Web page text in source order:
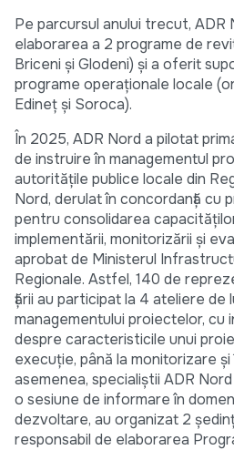
Pe parcursul anului trecut, ADR
elaborarea a 2 programe de
Briceni și Glodeni) și a oferit
programe operaționale locale
Edineț și Soroca).
În 2025, ADR Nord a pilotat
de instruire în managementul
autoritățile publice locale din
Nord, derulat în concordanță cu
pentru consolidarea
implementării, monitorizării și
aprobat de Ministerul
Regionale. Astfel, 140 de
țării au participat la 4 ateliere de
managementului proiectelor, cu
despre caracteristicile unui
execuție, până la monitorizare
asemenea, specialiștii ADR
o sesiune de informare în
dezvoltare, au organizat 2
responsabil de elaborarea